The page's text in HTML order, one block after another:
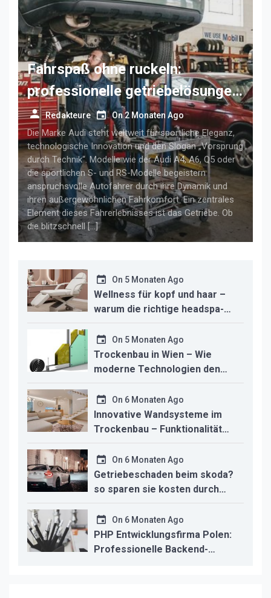
Fahrspaß ohne ruckeln:
professionelle getriebelösungen
für anspruchsvolle audi-fahrer
Redakteure On2 Monaten Ago
Die Marke Audi steht weltweit für sportliche Eleganz,
technologische Innovation und den Slogan „Vorsprung
durch Technik“. Modelle wie der Audi A4, A6, Q5 oder
die sportlichen S- und RS-Modelle begeistern
anspruchsvolle Autofahrer durch ihre Dynamik und
ihren außergewöhnlichen Fahrkomfort. Ein zentrales
Element dieses Fahrerlebnisses ist das Getriebe. Ob
die blitzschnell […]
On 5 Monaten Ago
Wellness für kopf und haar –
warum die richtige headspa-
liege den unterschied für ihr
studio macht
On 5 Monaten Ago
Trockenbau in Wien – Wie
moderne Technologien den
Innenausbau revolutionieren
On 6 Monaten Ago
Innovative Wandsysteme im
Trockenbau – Funktionalität
trifft modernes Design
On 6 Monaten Ago
Getriebeschaden beim skoda?
so sparen sie kosten durch
professionelle instandsetzung
On 6 Monaten Ago
PHP Entwicklungsfirma Polen:
Professionelle Backend-